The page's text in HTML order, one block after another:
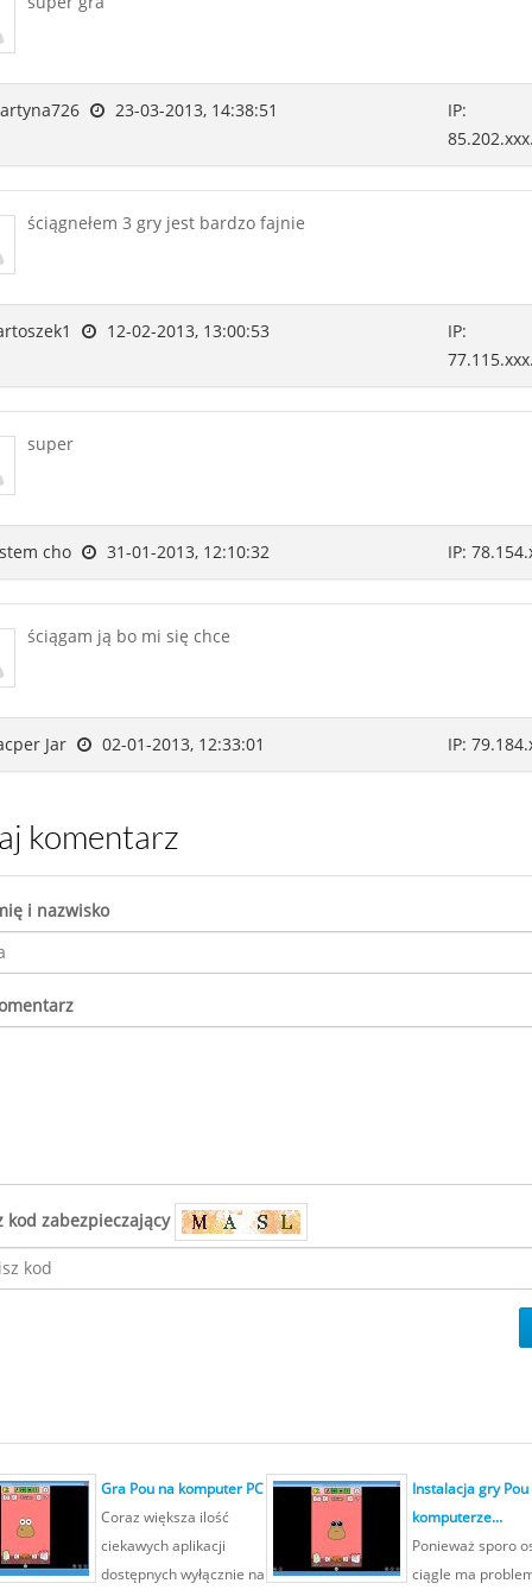
23-03-2013, 14:38:51
IP:
ściągnełem 3 gry jest bardzo fajnie
12-02-2013, 13:00:53
IP:
super
cho 31-01-2013, 12:10:32 IP:
ściągam ją bo mi się chce
Jar 02-01-2013, 12:33:01 IP:
komentarz
i nazwisko
kod zabezpieczający
Gra Pou na komputer PC
Coraz większa ilość
ciekawych aplikacji
dostępnych wyłącznie na
Instalacja gry Pou
komputerze...
Ponieważ sporo
ciągle ma